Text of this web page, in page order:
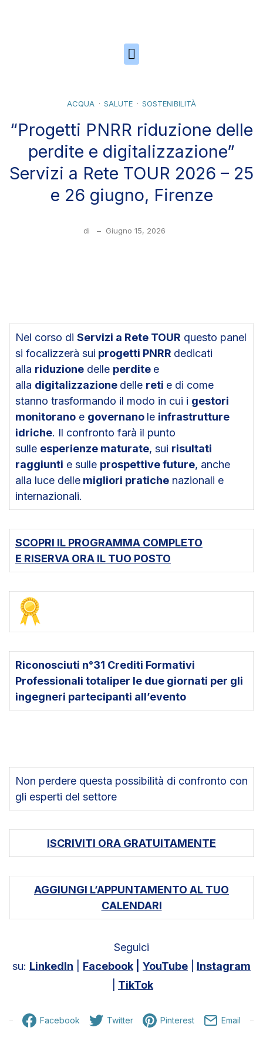
ACQUA SALUTE SOSTENIBILITÀ
“Progetti PNRR riduzione delle
perdite e digitalizzazione”
Servizi a Rete TOUR 2026 – 25
e 26 giugno, Firenze
di – Giugno 15, 2026
Nel corso di Servizi a Rete TOUR questo panel
si focalizzerà sui progetti PNRR dedicati
alla riduzione delle perdite e
alla digitalizzazione delle reti e di come
stanno trasformando il modo in cui i gestori
monitorano e governano le infrastrutture
idriche. Il confronto farà il punto
sulle esperienze maturate, sui risultati
raggiunti e sulle prospettive future, anche
alla luce delle migliori pratiche nazionali e
internazionali.
SCOPRI IL PROGRAMMA COMPLETO
E RISERVA ORA IL TUO POSTO
Riconosciuti n°31 Crediti Formativi
Professionali totaliper le due giornati per gli
ingegneri partecipanti all’evento
Non perdere questa possibilità di confronto con
gli esperti del settore
ISCRIVITI ORA GRATUITAMENTE
AGGIUNGI L’APPUNTAMENTO AL TUO
CALENDARI
Seguici
su: LinkedIn Facebook YouTube
Instagram
TikTok
Facebook Twitter Pinterest Email